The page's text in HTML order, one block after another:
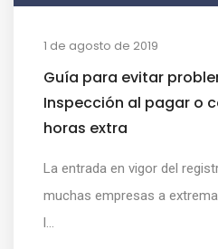
1 de agosto de 2019
Guía para evitar
Inspección al pagar o
horas extra
La entrada en vigor del
muchas empresas a
l...